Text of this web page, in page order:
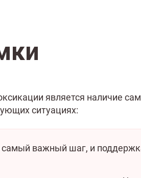
является наличие
ситуациях:
самый важный шаг, и